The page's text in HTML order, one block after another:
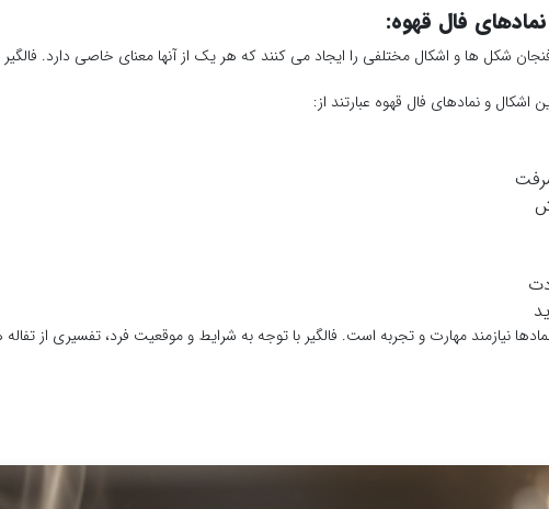
فال قهوه:
شکل ها و اشکال مختلفی را ایجاد می کنند که هر یک از آنها معنای خاصی دارد.
اشکال و نمادهای فال قهوه عبارتند از:
نیازمند مهارت و تجربه است. فالگیر با توجه به شرایط و موقعیت فرد، تفسیری از